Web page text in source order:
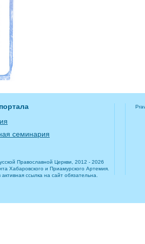
семинария
Православной Церкви, 2012 - 2026
Хабаровского и Приамурского Артемия.
ссылка на сайт обязательна.